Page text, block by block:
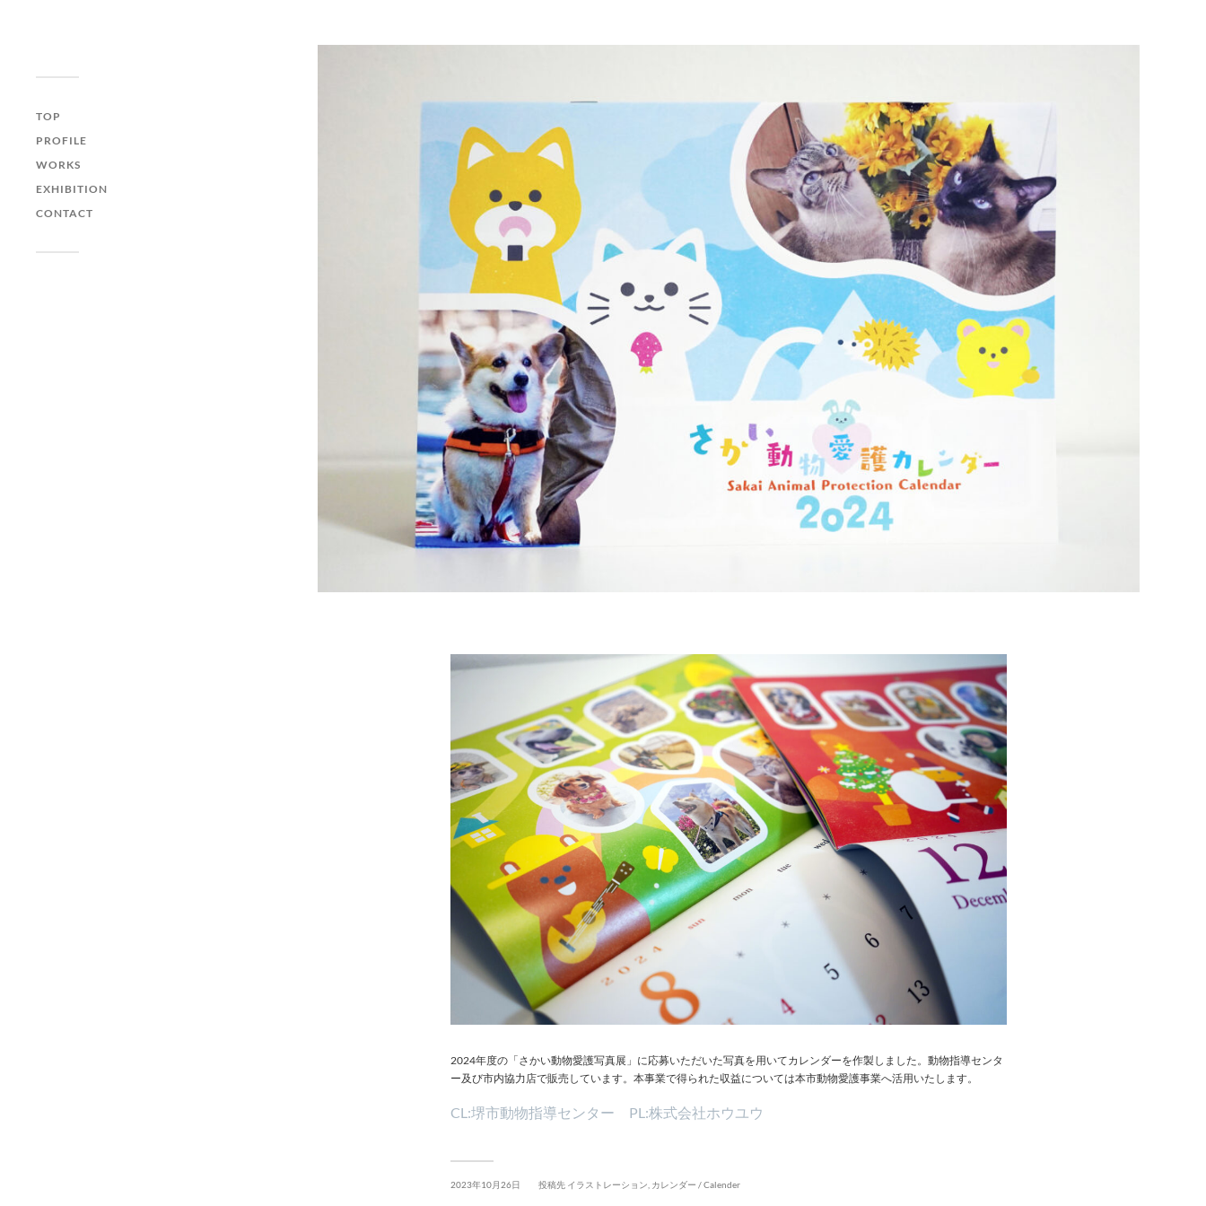
| イラストレーター 井
TOP
PROFILE
WORKS
EXHIBITION
CONTACT
2024年度の「さかい動物愛護写真展」に応募いただいた写真を用いてカレンダーを作製しました。動物指導センタ
ー及び市内協力店で販売しています。本事業で得られた収益については本市動物愛護事業へ活用いたします。
CL:堺市動物指導センター PL:株式会社ホウユウ
2023年10月26日 投稿先 イラストレーション カレンダー / Calender